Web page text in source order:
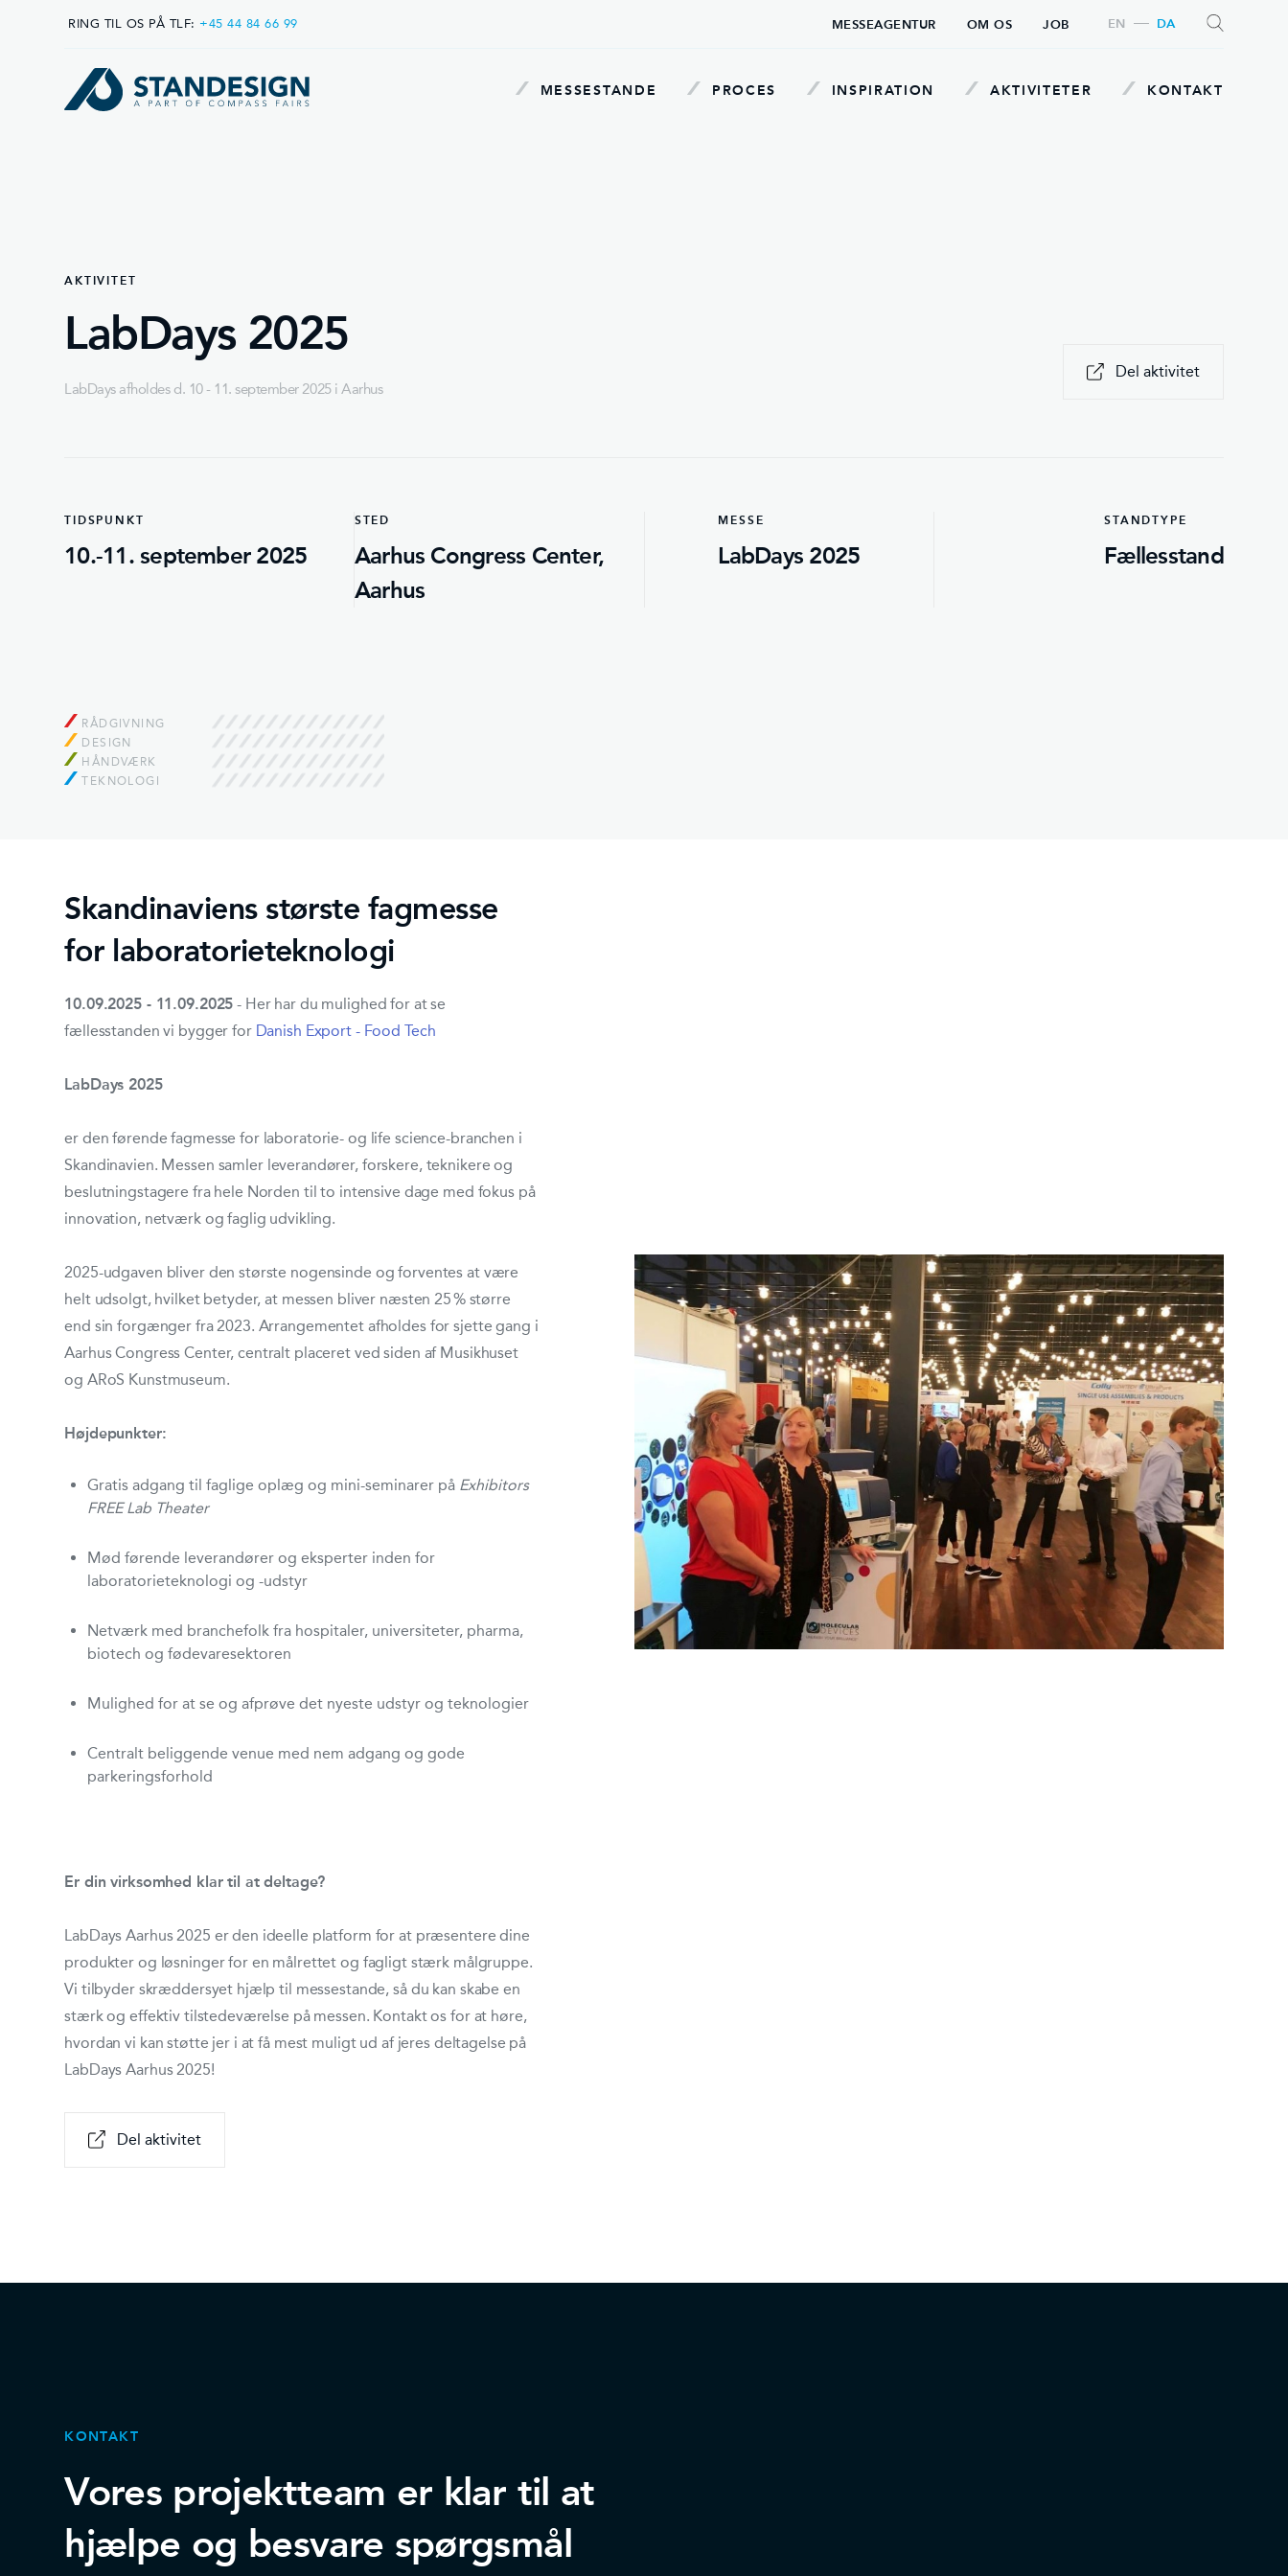
RING TIL OS PÅ TLF: +45 44 84 66 99 MESSEAGENTUR OM OS JOB DA
EN
MESSESTANDE PROCES INSPIRATION AKTIVITETER KONTAKT
AKTIVITET
LabDays 2025
LabDays afholdes d. 10 - 11. september 2025 i Aarhus
Del aktivitet
TIDSPUNKT
10.-11. september 2025
STED
Aarhus Congress Center,
Aarhus
MESSE
LabDays 2025
STANDTYPE
Fællesstand
RÅDGIVNING
DESIGN
HÅNDVÆRK
TEKNOLOGI
Skandinaviens største fagmesse
for laboratorieteknologi
10.09.2025 - 11.09.2025 - Her har du mulighed for at se
fællesstanden vi bygger for Danish Export - Food Tech
LabDays 2025
er den førende fagmesse for laboratorie- og life science-branchen i
Skandinavien. Messen samler leverandører, forskere, teknikere og
beslutningstagere fra hele Norden til to intensive dage med fokus på
innovation, netværk og faglig udvikling.
2025-udgaven bliver den største nogensinde og forventes at være
helt udsolgt, hvilket betyder, at messen bliver næsten 25 % større
end sin forgænger fra 2023. Arrangementet afholdes for sjette gang i
Aarhus Congress Center, centralt placeret ved siden af Musikhuset
og ARoS Kunstmuseum.
Højdepunkter:
Gratis adgang til faglige oplæg og mini-seminarer på Exhibitors
FREE Lab Theater
Mød førende leverandører og eksperter inden for
laboratorieteknologi og -udstyr
Netværk med branchefolk fra hospitaler, universiteter, pharma,
biotech og fødevaresektoren
Mulighed for at se og afprøve det nyeste udstyr og teknologier
Centralt beliggende venue med nem adgang og gode
parkeringsforhold
Er din virksomhed klar til at deltage?
LabDays Aarhus 2025 er den ideelle platform for at præsentere dine
produkter og løsninger for en målrettet og fagligt stærk målgruppe.
Vi tilbyder skræddersyet hjælp til messestande, så du kan skabe en
stærk og effektiv tilstedeværelse på messen. Kontakt os for at høre,
hvordan vi kan støtte jer i at få mest muligt ud af jeres deltagelse på
LabDays Aarhus 2025!
Del aktivitet
KONTAKT
Vores projektteam er klar til at
hjælpe og besvare spørgsmål